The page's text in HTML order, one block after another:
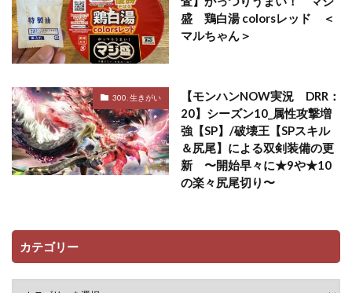
盛 鶏白湯 colorsレッド ＜
マルちゃん＞
300. 生きがい
【モンハンNOW実況 DRR：
20】シーズン10_属性攻撃増
強【SP】/破壊王【SPスキル
＆尻尾】による双剣装備の更
新 〜開始早々に★9や★10
の楽々尻尾切り〜
カテゴリー